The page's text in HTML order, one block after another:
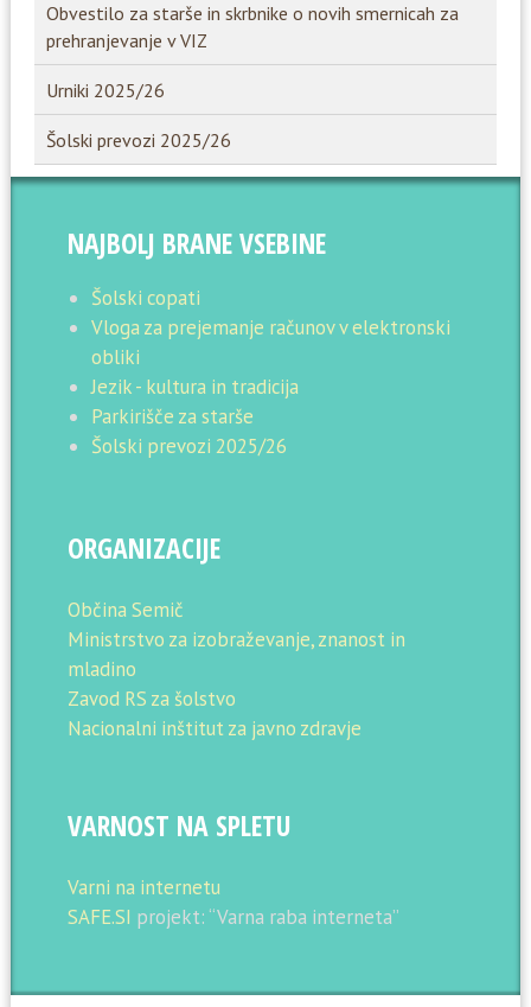
Obvestilo za starše in skrbnike o novih smernicah za
prehranjevanje v VIZ
Urniki 2025/26
Šolski prevozi 2025/26
NAJBOLJ BRANE VSEBINE
Šolski copati
Vloga za prejemanje računov v elektronski
obliki
Jezik - kultura in tradicija
Parkirišče za starše
Šolski prevozi 2025/26
ORGANIZACIJE
Občina Semič
Ministrstvo za izobraževanje, znanost in
mladino
Zavod RS za šolstvo
Nacionalni inštitut za javno zdravje
VARNOST NA SPLETU
Varni na internetu
SAFE.SI projekt: “Varna raba interneta”